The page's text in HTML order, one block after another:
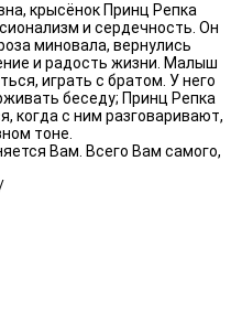
крысёнок Принц Репка
и сердечность. Он
миновала, вернулись
и радость жизни. Малыш
играть с братом. У него
беседу; Принц Репка
когда с ним разговаривают,
тоне.
Вам. Всего Вам самого,